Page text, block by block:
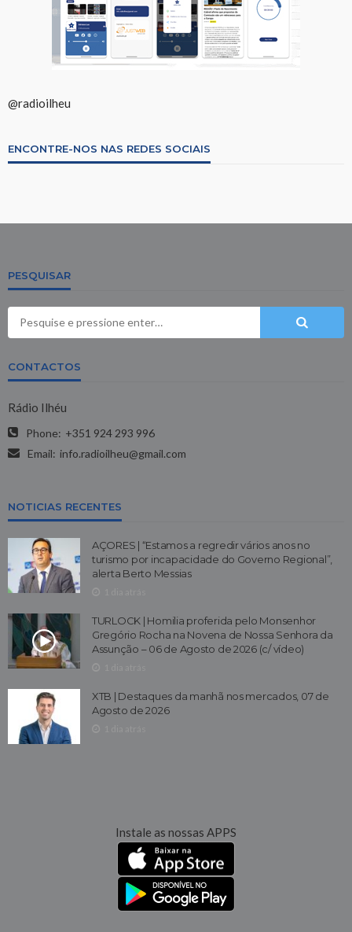
@radioilheu
ENCONTRE-NOS NAS REDES SOCIAIS
PESQUISAR
CONTACTOS
Rádio Ilhéu
Phone: +351 924 293 996
Email: info.radioilheu@gmail.com
NOTICIAS RECENTES
AÇORES | “Estamos a regredir vários anos no
turismo por incapacidade do Governo Regional”,
alerta Berto Messias
TURLOCK | Homilia proferida pelo Monsenhor
Gregório Rocha na Novena de Nossa Senhora da
Assunção – 06 de Agosto de 2026 (c/ vídeo)
XTB | Destaques da manhã nos mercados, 07 de
Agosto de 2026
Instale as nossas APPS